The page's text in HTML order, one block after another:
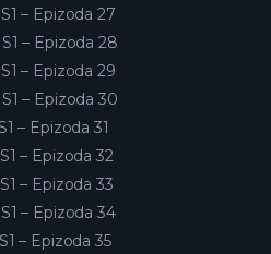
– Epizoda 27
– Epizoda 28
– Epizoda 29
– Epizoda 30
– Epizoda 31
– Epizoda 32
– Epizoda 33
– Epizoda 34
– Epizoda 35